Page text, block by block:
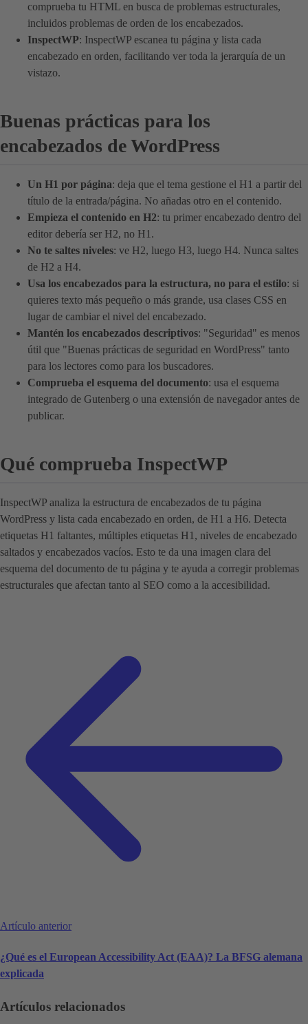
comprueba tu HTML en busca de problemas estructurales,
incluidos problemas de orden de los encabezados.
InspectWP: InspectWP escanea tu página y lista cada
encabezado en orden, facilitando ver toda la jerarquía de un
vistazo.
Buenas prácticas para los
encabezados de WordPress
Un H1 por página: deja que el tema gestione el H1 a partir del
título de la entrada/página. No añadas otro en el contenido.
Empieza el contenido en H2: tu primer encabezado dentro del
editor debería ser H2, no H1.
No te saltes niveles: ve H2, luego H3, luego H4. Nunca saltes
de H2 a H4.
Usa los encabezados para la estructura, no para el estilo: si
quieres texto más pequeño o más grande, usa clases CSS en
lugar de cambiar el nivel del encabezado.
Mantén los encabezados descriptivos: "Seguridad" es menos
útil que "Buenas prácticas de seguridad en WordPress" tanto
para los lectores como para los buscadores.
Comprueba el esquema del documento: usa el esquema
integrado de Gutenberg o una extensión de navegador antes de
publicar.
Qué comprueba InspectWP
InspectWP analiza la estructura de encabezados de tu página
WordPress y lista cada encabezado en orden, de H1 a H6. Detecta
etiquetas H1 faltantes, múltiples etiquetas H1, niveles de encabezado
saltados y encabezados vacíos. Esto te da una imagen clara del
esquema del documento de tu página y te ayuda a corregir problemas
estructurales que afectan tanto al SEO como a la accesibilidad.
Artículo anterior
¿Qué es el European Accessibility Act (EAA)? La BFSG alemana
explicada
Artículos relacionados